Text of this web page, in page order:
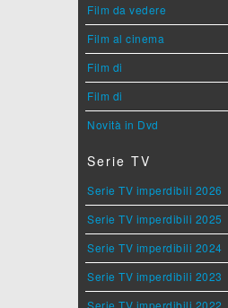
Film da vedere
Film al cinema
Film di
Film di
Novità in Dvd
Serie TV
Serie TV imperdibili 2026
Serie TV imperdibili 2025
Serie TV imperdibili 2024
Serie TV imperdibili 2023
Serie TV imperdibili 2022